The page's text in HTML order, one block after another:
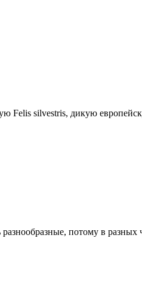
Felis silvestris, дикую
потому в разных